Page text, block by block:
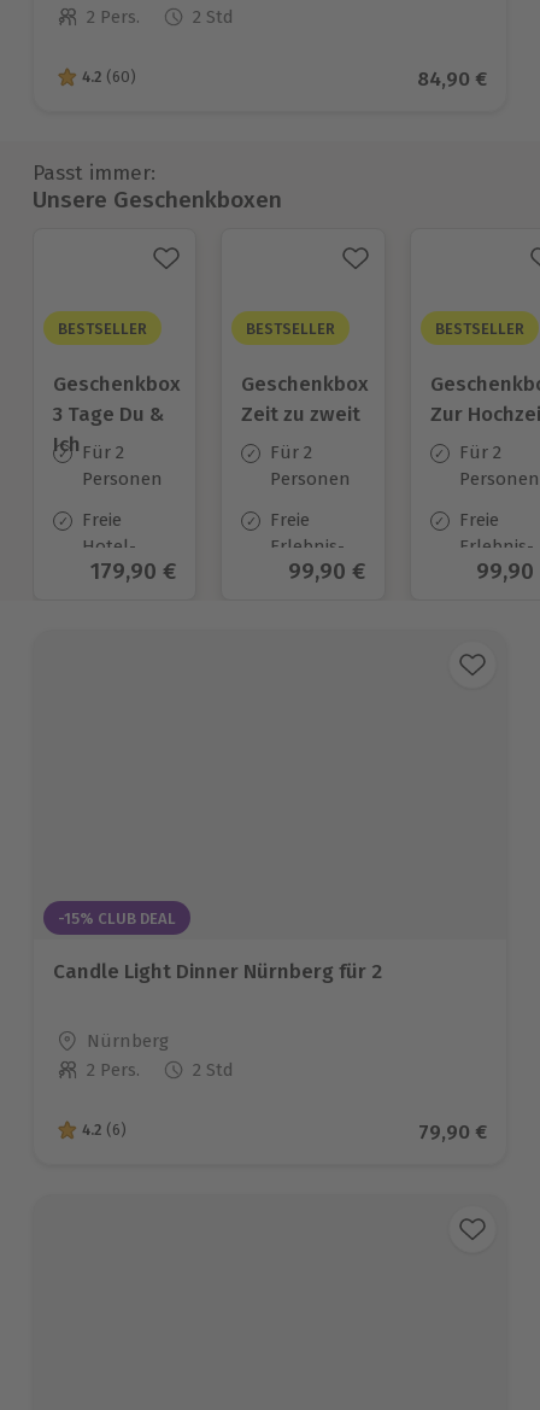
Anzahl der Teilnehmer
2 Pers. 2 Std
4.2 von 5 Sternen basierend auf 60 Bewertungen
4.2 (60) Aktueller
84,90 €
Passt immer:
Unsere Geschenkboxen
BESTSELLER
Geschenkbox
3 Tage Du &
Ich Für 2
Personen
Freie
Hotel-
Auswahl
Aktueller Preis
179,90 €
BESTSELLER
Geschenkbox
Zeit zu zweit
Für 2
Personen
Freie
Erlebnis-
Auswahl
Aktueller Preis
99,90 €
BESTSELLER
Zur
Für 2
Personen
Freie
Erlebnis-
Auswahl
99,90
-15% CLUB DEAL
Candle Light Dinner Nürnberg für 2
Standort
Nürnberg
Anzahl der Teilnehmer
2 Pers. 2 Std
4.2 von 5 Sternen basierend auf 6 Bewertungen
4.2 (6) Aktueller
79,90 €